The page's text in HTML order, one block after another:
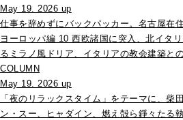
May 19. 2026 up
仕事を辞めずにバックパッカー。名古屋在
ヨーロッパ編 10 西欧諸国に突入、北イタ
るミラノ風ドリア、イタリアの教会建築との
COLUMN
May 19. 2026 up
「夜のリラックスタイム」をテーマに、柴
ン・スー、ヒャダイン、燃え殻ら錚々たる